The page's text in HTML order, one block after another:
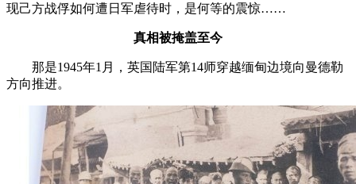
现己方战俘如何遭日军虐待时，是何等的震惊……
真相被掩盖至今
那是1945年1月，英国陆军第14师穿越缅甸边境向曼德勒
方向推进。